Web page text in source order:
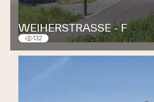
WEIHERSTRASSE - F
132